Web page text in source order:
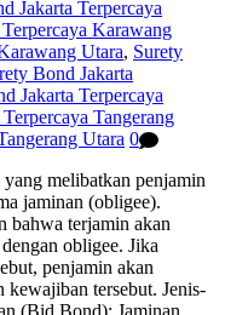
Jakarta Terpercaya
Karawang
Utara, Surety
Bond Jakarta
Jakarta Terpercaya
Tangerang
Utara 0
melibatkan penjamin
jaminan (obligee).
bahwa terjamin akan
obligee. Jika
penjamin akan
kewajiban tersebut. Jenis-
(Bid Bond): Jaminan